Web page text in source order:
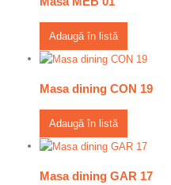
Adaugă în listă
Masa dining CON 19
Adaugă în listă
Masa dining GAR 17